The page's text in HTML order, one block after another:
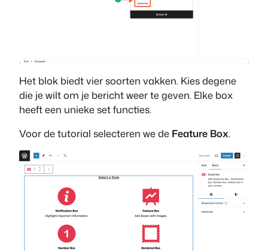
Het blok biedt vier soorten vakken. Kies degene
die je wilt om je bericht weer te geven. Elke box
heeft een unieke set functies.
Voor de tutorial selecteren we de Feature Box.